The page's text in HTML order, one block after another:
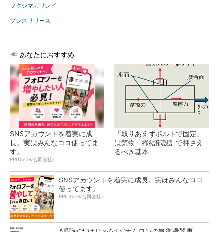
フクシマガリレイ
プレスリリース
あなたにおすすめ
SNSアカウントを着実に成
長。実はみんなココ使ってま
す。
PR(Dreaw合同会社)
「取りあえずボルトで固定」
は禁物 締結部設計で押さえ
るべき基本
SNSアカウントを着実に成長。実はみんなココ
使ってます。
PR(Dreaw合同会社)